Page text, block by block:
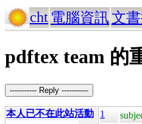
cht 電腦資訊文
pdftex team 的
----------- Reply -----------
本人已不在此站活動 1